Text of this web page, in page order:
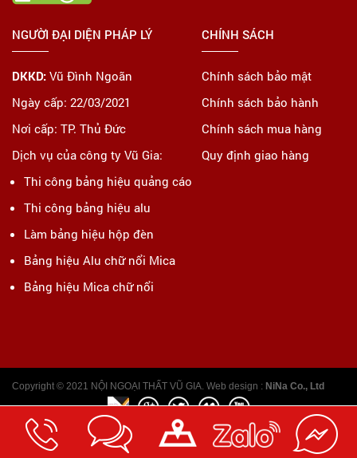
NGƯỜI ĐẠI DIỆN PHÁP LÝ
DKKD: Vũ Đình Ngoãn
Ngày cấp: 22/03/2021
Nơi cấp: TP. Thủ Đức
Dịch vụ của công ty Vũ Gia:
Thi công bảng hiệu quảng cáo
Thi công bảng hiệu alu
Làm bảng hiệu hộp đèn
Bảng hiệu Alu chữ nổi Mica
Bảng hiệu Mica chữ nổi
CHÍNH SÁCH
Chính sách bảo mật
Chính sách bảo hành
Chính sách mua hàng
Quy định giao hàng
Copyright © 2021 NỘI NGOẠI THẤT VŨ GIA. Web design : NiNa Co., Ltd